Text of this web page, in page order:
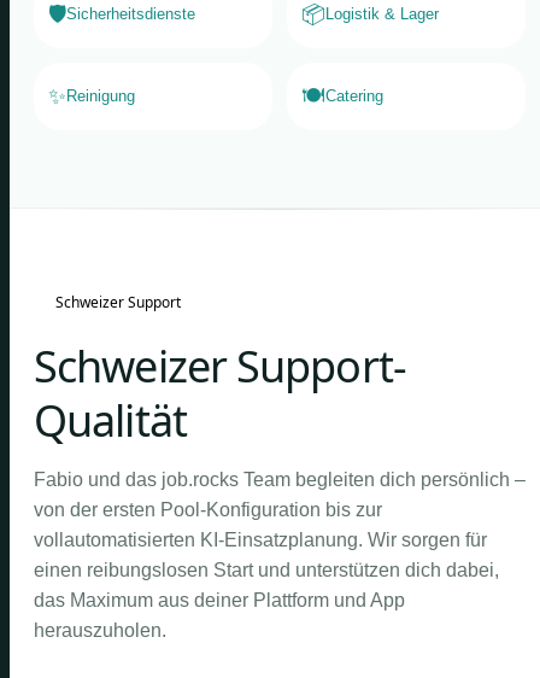
🛡️Sicherheitsdienste 📦 Logistik & Lager
✨ Reinigung 🍽️Catering
Schweizer Support
Schweizer Support-
Qualität
Fabio und das job.rocks Team begleiten dich persönlich –
von der ersten Pool-Konfiguration bis zur
vollautomatisierten KI-Einsatzplanung. Wir sorgen für
einen reibungslosen Start und unterstützen dich dabei,
das Maximum aus deiner Plattform und App
herauszuholen.